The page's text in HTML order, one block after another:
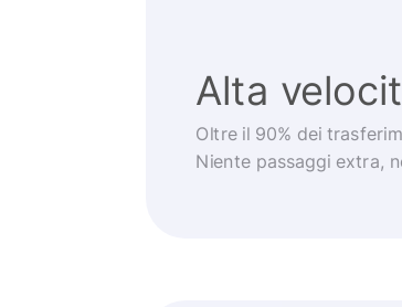
Alta
Oltre il 90% dei
Niente passaggi extra,